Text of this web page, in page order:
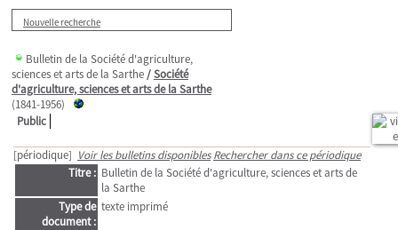
Nouvelle recherche
Bulletin de la Société d'agriculture,
sciences et arts de la Sarthe/Société
d'agriculture, sciences et arts de la Sarthe
(1841-1956)
Public
[périodique] Voir les bulletins disponibles Rechercher dans ce périodique
Titre : Bulletin de la Société d'agriculture, sciences et arts de
la Sarthe
Type de
document :
texte imprimé